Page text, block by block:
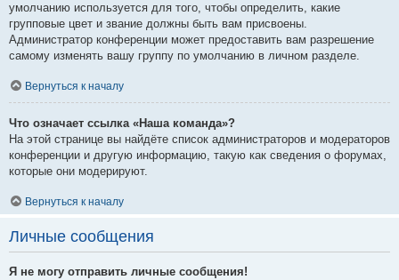
умолчанию используется для того, чтобы определить, какие
групповые цвет и звание должны быть вам присвоены.
Администратор конференции может предоставить вам разрешение
самому изменять вашу группу по умолчанию в личном разделе.
Вернуться к началу
Что означает ссылка «Наша команда»?
На этой странице вы найдёте список администраторов и модераторов
конференции и другую информацию, такую как сведения о форумах,
которые они модерируют.
Вернуться к началу
Личные сообщения
Я не могу отправить личные сообщения!